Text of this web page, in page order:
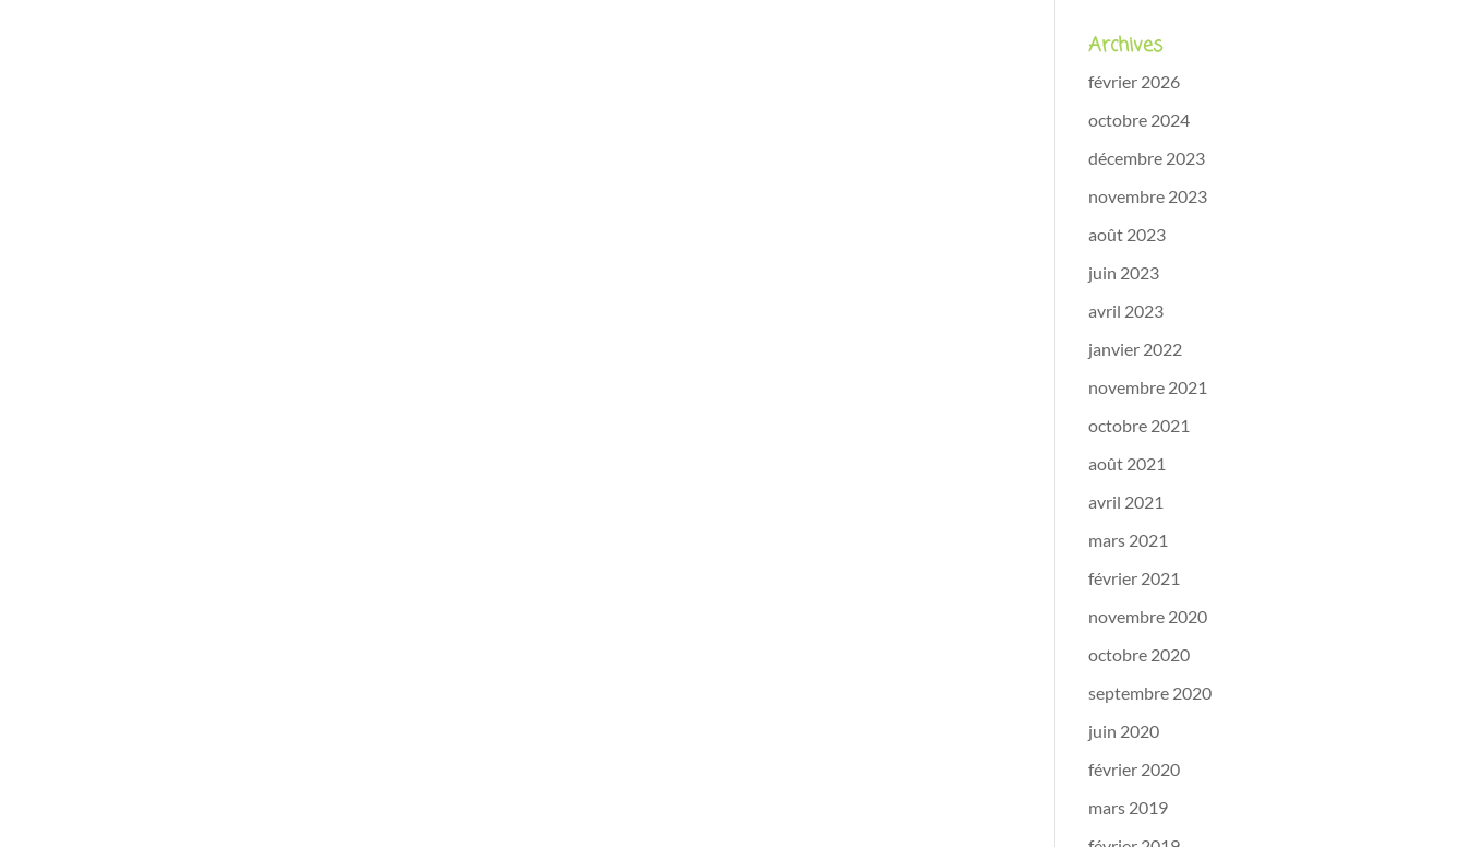
Archives
février 2026
octobre 2024
décembre 2023
novembre 2023
août 2023
juin 2023
avril 2023
janvier 2022
novembre 2021
octobre 2021
août 2021
avril 2021
mars 2021
février 2021
novembre 2020
octobre 2020
septembre 2020
juin 2020
février 2020
mars 2019